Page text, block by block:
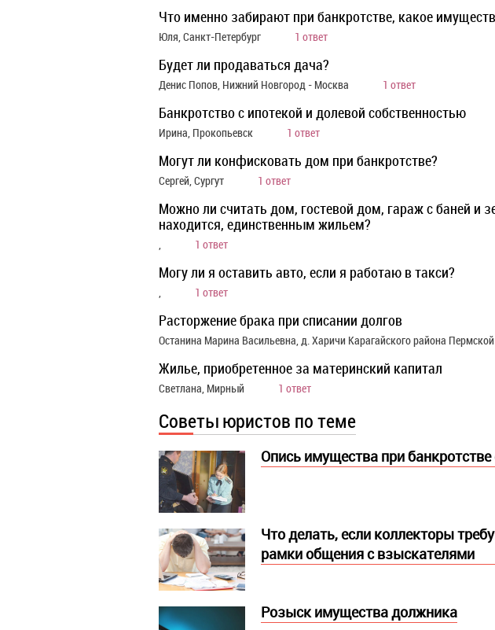
Что именно забирают при банкротстве, какое
Юля, Санкт-Петербург 1 ответ
Будет ли продаваться дача?
Денис Попов, Нижний Новгород - Москва 1 ответ
Банкротство с ипотекой и долевой собственностью
Ирина, Прокопьевск 1 ответ
Могут ли конфисковать дом при банкротстве?
Сергей, Сургут 1 ответ
Можно ли считать дом, гостевой дом, гараж с баней и
находится, единственным жильем?
, 1 ответ
Могу ли я оставить авто, если я работаю в такси?
, 1 ответ
Расторжение брака при списании долгов
Останина Марина Васильевна, д. Харичи Карагайского района
Жилье, приобретенное за материнский капитал
Светлана, Мирный 1 ответ
Советы юристов по теме
Опись имущества при
Что делать, если коллекторы
рамки общения с взыскателями
Розыск имущества должника